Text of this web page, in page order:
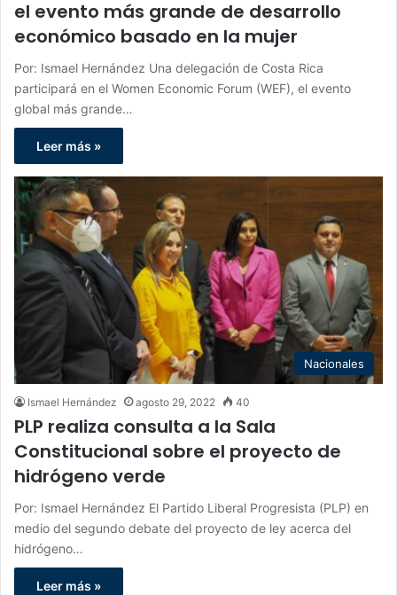
el evento más grande de desarrollo
económico basado en la mujer
Por: Ismael Hernández Una delegación de Costa Rica
participará en el Women Economic Forum (WEF), el evento
global más grande…
Leer más »
Nacionales
Ismael Hernández agosto 29, 2022 40
PLP realiza consulta a la Sala
Constitucional sobre el proyecto de
hidrógeno verde
Por: Ismael Hernández El Partido Liberal Progresista (PLP) en
medio del segundo debate del proyecto de ley acerca del
hidrógeno…
Leer más »